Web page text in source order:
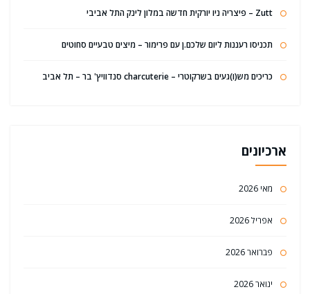
Zutt – פיצריה ניו יורקית חדשה במלון לינק התל אביבי
תכניסו רעננות ליום שלכם.ן עם פרימור – מיצים טבעיים סחוטים
כריכים מש(ו)געים בשרקוטרי – charcuterie סנדוויץ' בר – תל אביב
ארכיונים
מאי 2026
אפריל 2026
פברואר 2026
ינואר 2026